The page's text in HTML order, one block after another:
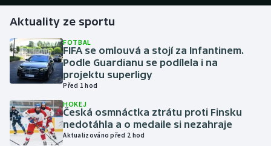
Futsal
Golf
Gymnastika
Jezdectví
Aktuality ze sportu
FOTBAL
FIFA se omlouvá a stojí za Infantinem.
Podle Guardianu se podílela i na
projektu superligy
Před 1 hod
HOKEJ
Česká osmnáctka ztrátu proti Finsku
nedotáhla a o medaile si nezahraje
Aktualizováno před 2 hod